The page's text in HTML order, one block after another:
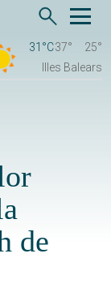
31°C37°
25°
Illes Balears
de